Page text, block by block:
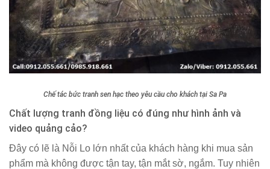
Chế tác bức tranh sen hạc theo yêu cầu cho khách tại Sa Pa
Chất lượng tranh đồng liệu có đúng như hình ảnh và
video quảng cảo?
Đây có lẽ là Nỗi Lo lớn nhất của khách hàng khi mua sản
phẩm mà không được tận tay, tận mắt sờ, ngắm. Tuy nhiên